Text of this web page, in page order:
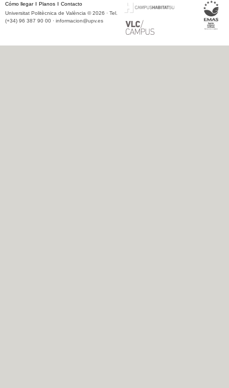
Cómo llegar Planos
Contacto
Universitat Politècnica de València © 2026 · Tel.
(+34) 96 387 90 00 · informacion@upv.es